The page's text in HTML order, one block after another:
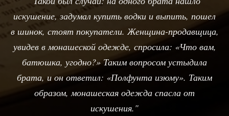
искушение, задумал купить водки и выпить, пошел
в шинок, стоят покупатели. Женщина-продавщица,
увидев в монашеской одежде, спросила: «Что вам,
батюшка, угодно?» Таким вопросом устыдила
брата, и он ответил: «Полфунта изюму». Таким
образом, монашеская одежда спасла от
искушения."